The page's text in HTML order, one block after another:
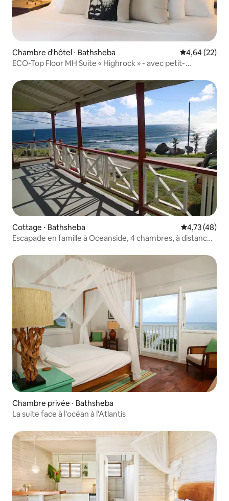
Chambre d'hôtel ⋅ Bathsheba Évaluation
4,64 (22)
ECO-Top Floor MH Suite « Highrock » - avec petit-
Cottage ⋅ Bathsheba Évaluation
4,73 (48)
Escapade en famille à Oceanside, 4 chambres, à distance
Chambre privée ⋅ Bathsheba
La suite face à l'océan à l'Atlantis